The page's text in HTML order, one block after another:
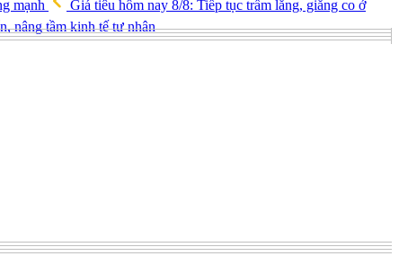
mạnh
Giá tiêu hôm nay 8/8: Tiếp tục trầm lắng, giằng co ở
nâng tầm kinh tế tư nhân